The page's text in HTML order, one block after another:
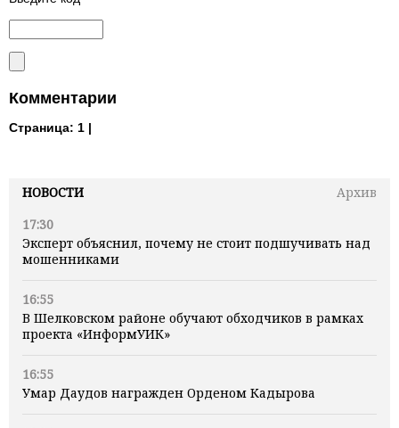
НОВОСТИ
Архив
17:30
Эксперт объяснил, почему не стоит подшучивать над
мошенниками
16:55
В Шелковском районе обучают обходчиков в рамках
проекта «ИнформУИК»
16:55
Умар Даудов награжден Орденом Кадырова
Комментарии
Страница: 1 |